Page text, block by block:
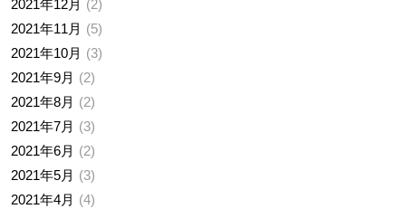
2021年12月
2
2021年11月
5
2021年10月
3
2021年9月
2
2021年8月
2
2021年7月
3
2021年6月
2
2021年5月
3
2021年4月
4